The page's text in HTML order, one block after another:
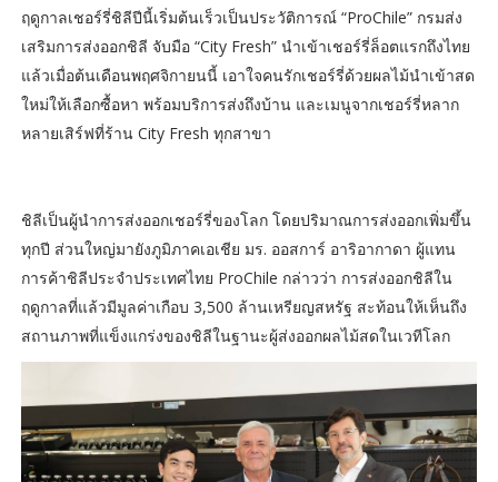
ฤดูกาลเชอร์รี่ชิลีปีนี้เริ่มต้นเร็วเป็นประวัติการณ์ “ProChile” กรมส่ง
เสริมการส่งออกชิลี จับมือ “City Fresh” นำเข้าเชอร์รี่ล็อตแรกถึงไทย
แล้วเมื่อต้นเดือนพฤศจิกายนนี้ เอาใจคนรักเชอร์รี่ด้วยผลไม้นำเข้าสด
ใหม่ให้เลือกซื้อหา พร้อมบริการส่งถึงบ้าน และเมนูจากเชอร์รี่หลาก
หลายเสิร์ฟที่ร้าน City Fresh ทุกสาขา
ชิลีเป็นผู้นำการส่งออกเชอร์รี่ของโลก โดยปริมาณการส่งออกเพิ่มขึ้น
ทุกปี ส่วนใหญ่มายังภูมิภาคเอเชีย มร. ออสการ์ อาริอากาดา ผู้แทน
การค้าชิลีประจำประเทศไทย ProChile กล่าวว่า การส่งออกชิลีใน
ฤดูกาลที่แล้วมีมูลค่าเกือบ 3,500 ล้านเหรียญสหรัฐ สะท้อนให้เห็นถึง
สถานภาพที่แข็งแกร่งของชิลีในฐานะผู้ส่งออกผลไม้สดในเวทีโลก